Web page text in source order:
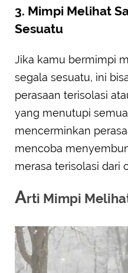
3. Mimpi Melihat
Sesuatu
Jika kamu bermimpi
segala sesuatu, ini
perasaan terisolasi
yang menutupi
mencerminkan
mencoba
merasa terisolasi dari
Arti Mimpi